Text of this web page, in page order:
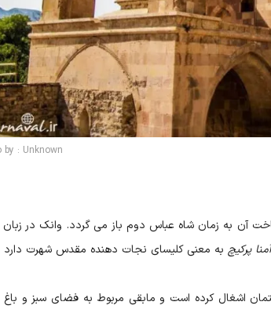
by : Unknown
آن به زمان شاه عباس دوم باز می گردد. وانک در زبان
پرکیچ به معنی کلیسای نجات دهنده مقدس شهرت دارد
دارد که ۳۸۵۷ مترمربع آن را ساختمان اشغال کرده است و مابقی مربوط به فضای سبز و